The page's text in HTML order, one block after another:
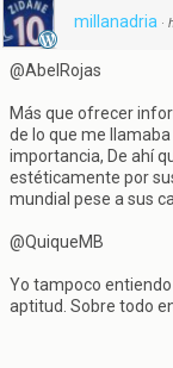
millanadria ·
@AbelRojas
Más que ofrecer
de lo que me
importancia, De ahí
estéticamente por
mundial pese a sus
@QuiqueMB
Yo tampoco
aptitud. Sobre todo